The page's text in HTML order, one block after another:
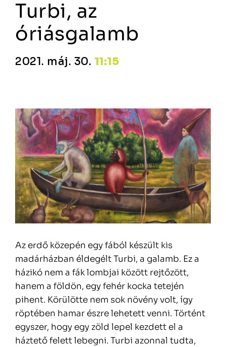
Turbi, az
óriásgalamb
2021. máj. 30. 11:15
Az erdő közepén egy fából készült kis
madárházban éldegélt Turbi, a galamb. Ez a
házikó nem a fák lombjai között rejtőzött,
hanem a földön, egy fehér kocka tetején
pihent. Körülötte nem sok növény volt, így
röptében hamar észre lehetett venni. Történt
egyszer, hogy egy zöld lepel kezdett el a
háztető felett lebegni. Turbi azonnal tudta,